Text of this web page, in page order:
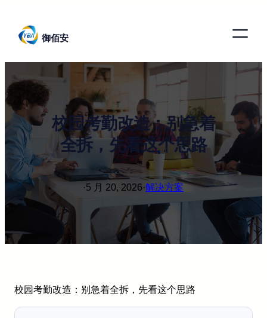
御佰安
校园考勤改造：别急着
全拆，先看这个思路
·5 月 20, 2026·解决方案
校园考勤改造：别急着全拆，先看这个思路